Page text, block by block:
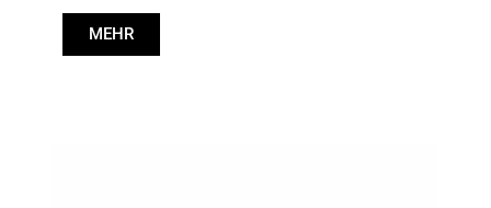
MEHR